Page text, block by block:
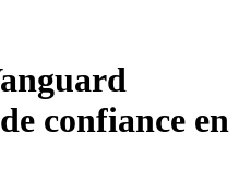
confiance en